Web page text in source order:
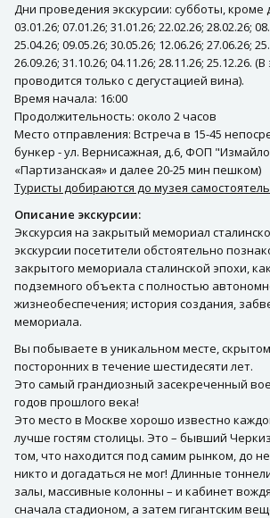
Дни проведения экскурсии: субботы, кроме
03.01.26; 07.01.26; 31.01.26; 22.02.26; 28.02.26;
25.04.26; 09.05.26; 30.05.26; 12.06.26; 27.06.26;
26.09.26; 31.10.26; 04.11.26; 28.11.26; 25.12.26.
проводится только с дегустацией вина).
Время начала: 16:00
Продолжительность: около 2 часов
Место отправления: Встреча в 15-45
бункер - ул. Вернисажная, д.6, ФОП
«Партизанская» и далее 20-25 мин пешком)
Туристы добираются до музея
Описание экскурсии:
Экскурсия на закрытый мемориал
экскурсии посетители обстоятельно
закрытого мемориала сталинской эпохи,
подземного объекта с полностью
жизнеобеспечения; история создания,
мемориала.
Вы побываете в уникальном месте, скрытом
посторонних в течение шестидесяти лет.
Это самый грандиозный засекреченный
годов прошлого века!
Это место в Москве хорошо известно
лучше гостям столицы. Это – бывший
том, что находится под самим рынком, до
никто и догадаться не мог! Длинные
залы, массивные колонны – и кабинет
сначала стадионом, а затем гигантским